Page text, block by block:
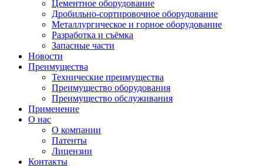
Цементное оборудование
Дробильно-сортировочное оборудование
Металлургическое и горное оборудование
Разработка и съёмка
Запасные части
Новости
Преимущества
Технические преимущества
Преимущество оборудования
Преимущество обслуживания
Применение
О нас
О компании
Патенты
Лицензии
Контакты